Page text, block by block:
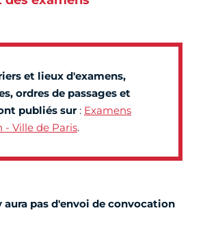
et lieux d'examens,
ordres de passages et
publiés sur : Examens
- Ville de Paris.
pas d'envoi de convocation